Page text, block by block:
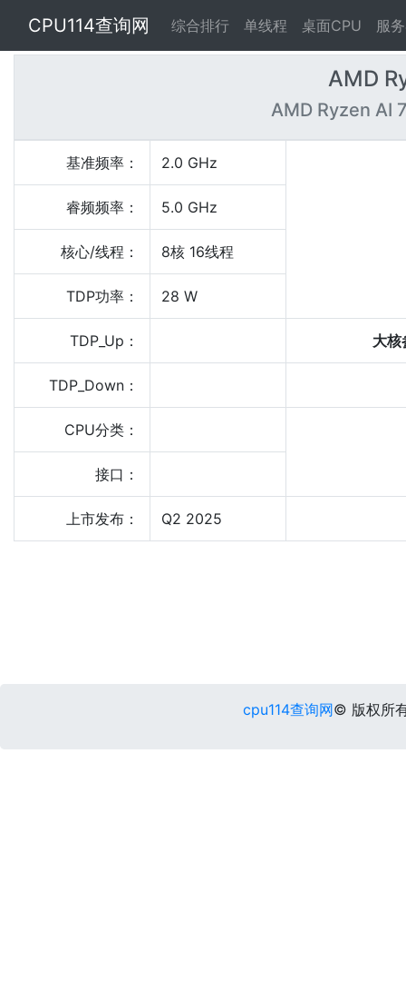
CPU114查询网 综合排行 单线程 桌面CPU 服
AMD
AMD Ryzen AI
基准频率： 2.0 GHz
睿频频率： 5.0 GHz
核心/线程： 8核 16线程
TDP功率： 28 W
TDP_Up： 大核
TDP_Down：
CPU分类：
接口：
上市发布： Q2 2025
cpu114查询网© 版权所